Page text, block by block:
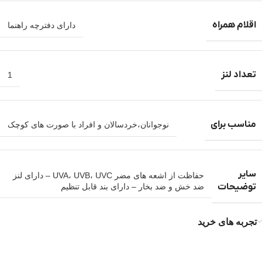
اقلام همراه دارای دفترچه راهنما
تعداد لنز 1
مناسب برای نوجوانان،خردسالان و افراد با صورت های کوچک
سایر
توضیحات
حفاظت از اشعه های مضر UVA، UVB، UVC – دارای لنز
ضد خش و ضد بخار – دارای بند قابل تنظیم
تجربه های خرید